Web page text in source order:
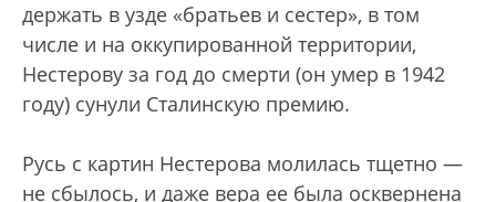
держать в узде «братьев и сестер», в том
числе и на оккупированной территории,
Нестерову за год до смерти (он умер в 1942
году) сунули Сталинскую премию.
Русь с картин Нестерова молилась тщетно —
не сбылось, и даже вера ее была осквернена